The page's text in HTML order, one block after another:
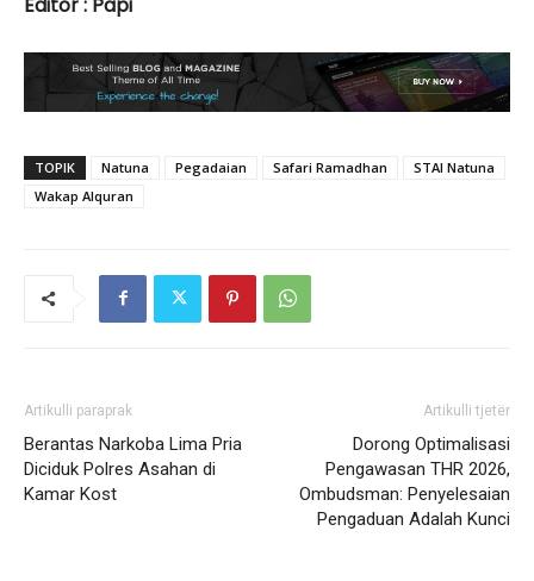
TOPIK Natuna Pegadaian Safari Ramadhan
STAI Natuna
Wakap Alquran
Artikulli paraprak
Berantas Narkoba Lima Pria
Diciduk Polres Asahan di
Kamar Kost
Artikulli tjetër
Dorong Optimalisasi
Pengawasan THR 2026,
Ombudsman: Penyelesaian
Pengaduan Adalah Kunci